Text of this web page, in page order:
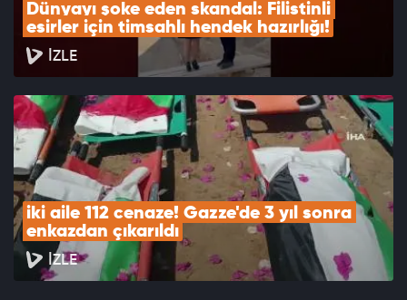
Dünyayı şoke eden skandal: Filistinli
esirler için timsahlı hendek hazırlığı!
İZLE
iki aile 112 cenaze! Gazze'de 3 yıl sonra
enkazdan çıkarıldı
İZLE